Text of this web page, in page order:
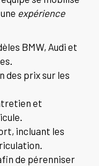
expérience
BMW, Audi et
des prix sur les
et
incluant les
de pérenniser